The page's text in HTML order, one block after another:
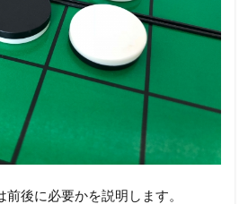
前後に必要かを説明します。